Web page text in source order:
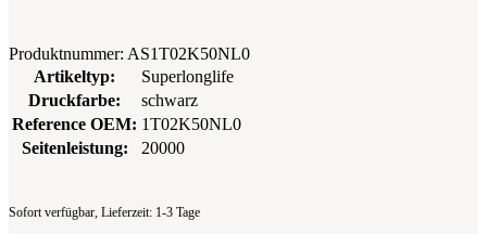
Produktnummer: AS1T02K50NL0
Artikeltyp:
Superlonglife
Druckfarbe:
schwarz
Reference OEM: 1T02K50NL0
Seitenleistung:
20000
Sofort verfügbar, Lieferzeit: 1-3 Tage